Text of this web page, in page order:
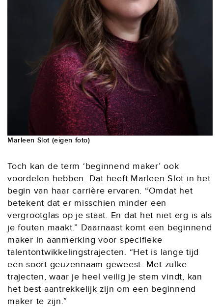
Marleen Slot (eigen foto)
Toch kan de term ‘beginnend maker’ ook
voordelen hebben. Dat heeft Marleen Slot in het
begin van haar carrière ervaren. “Omdat het
betekent dat er misschien minder een
vergrootglas op je staat. En dat het niet erg is als
je fouten maakt.” Daarnaast komt een beginnend
maker in aanmerking voor specifieke
talentontwikkelingstrajecten. “Het is lange tijd
een soort geuzennaam geweest. Met zulke
trajecten, waar je heel veilig je stem vindt, kan
het best aantrekkelijk zijn om een beginnend
maker te zijn.”